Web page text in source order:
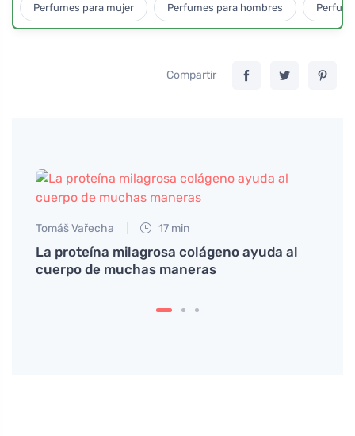
Perfumes para mujer Perfumes para hombres
Compartir
Tomáš Vařecha 17 min
La proteína milagrosa colágeno ayuda al
cuerpo de muchas maneras